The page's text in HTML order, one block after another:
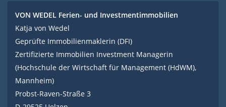
VON WEDEL Ferien- und Investmentimmobilien
Katja von Wedel
Geprüfte Immobilienmaklerin (DFI)
Zertifizierte Immobilien Investment Managerin
(Hochschule der Wirtschaft für Management (HdWM),
Mannheim)
Probst-Raven-Straße 3